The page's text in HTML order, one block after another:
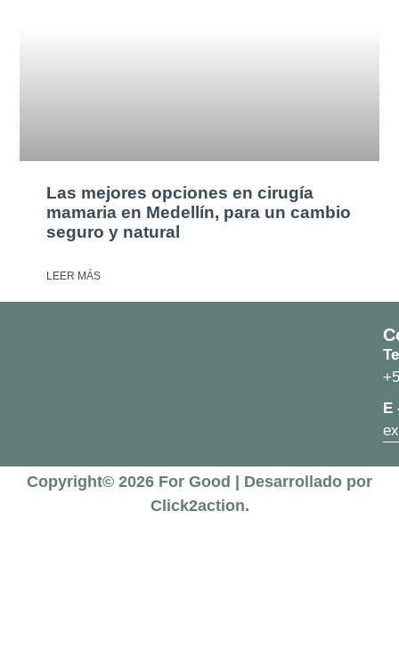
Las mejores opciones en cirugía
mamaria en Medellín, para un cambio
seguro y natural
LEER MÁS
E
Copyright© 2026 For Good | Desarrollado por
Click2action.